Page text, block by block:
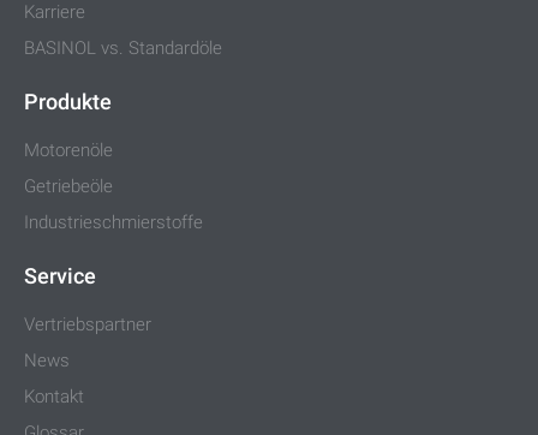
Karriere
BASINOL vs. Standardöle
Produkte
Motorenöle
Getriebeöle
Industrieschmierstoffe
Service
Vertriebspartner
News
Kontakt